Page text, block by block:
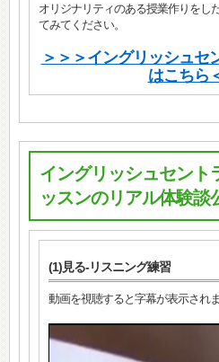
オリジナリティのある授業作りをし
てみてください。
＞＞＞イングリッシュセ
はこちら
イングリッシュセント
ッスンのリアル体験談
(1)見る-リスニング練習
動画を視聴すると字幕が表示されま